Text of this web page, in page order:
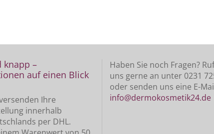
knapp –
auf einen Blick
Ihre
innerhalb
per DHL.
Haben Sie noch Fragen?
uns gerne an unter 0231
oder senden uns eine E-
info@dermokosmetik24.de